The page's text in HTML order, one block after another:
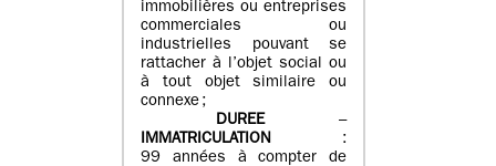
immobilières ou entreprises
commerciales ou
industrielles pouvant se
rattacher à l’objet social ou
à tout objet similaire ou
connexe ;
DUREE–
IMMATRICULATION :
99 années à compter de